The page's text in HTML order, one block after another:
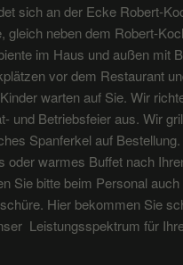
sich an der Ecke Robert-
gleich neben dem Robert-
im Haus und außen mit
vor dem Restaurant
warten auf Sie. Wir
und Betriebsfeier aus. Wir
Spanferkel auf
oder warmes Buffet nach
Sie bitte beim Personal
Hier bekommen Sie
Leistungsspektrum für